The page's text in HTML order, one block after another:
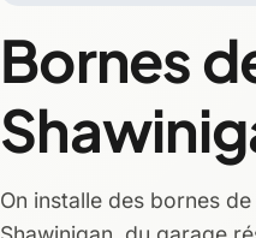
Bornes
On installe des bornes